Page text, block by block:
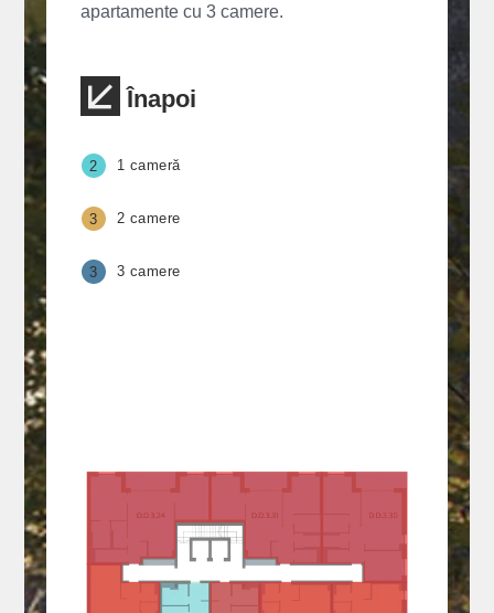
apartamente cu 3 camere.
Înapoi
2 1 cameră
3 2 camere
3 3 camere